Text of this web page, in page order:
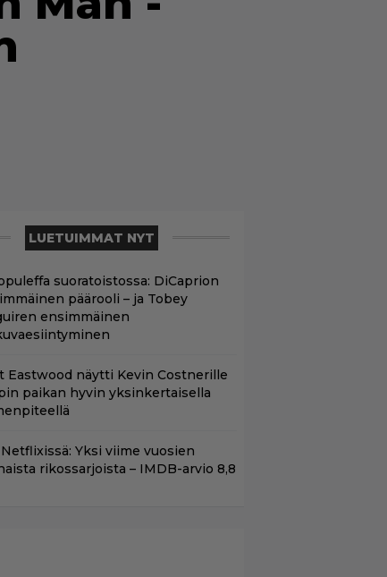
LUETUIMMAT NYT
suoratoistossa: DiCaprion
päärooli – ja Tobey
ensimmäinen
Eastwood näytti Kevin Costnerille
paikan hyvin yksinkertaisella
Yksi viime vuosien
rikossarjoista – IMDB-arvio 8,8